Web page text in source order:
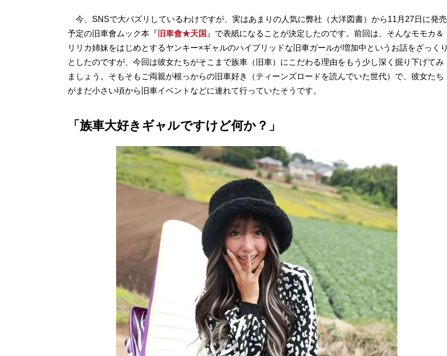
今、SNSで大バズリしているわけですが、実はあまりの人気に弊社（大洋図書）から11月27日に発売
予定の旧車會ムック本『 旧車會★天国 』で表紙になることが決定したのです。前回は、そんなモモカ＆
リリカ姉妹をはじめとするヤンキー×ギャルのハイブリッドな旧車ガールが増加中というお話をざっくり
としたのですが、今回は彼女たちがそこまで族車（旧車）にこだわる理由をもう少し深く掘り下げてみ
ましょう。そもそもご両親が根っからの旧車好き（ティーンズロードを読んでいた世代）で、彼女たち
がまだ小さい頃から旧車イベントなどに連れて行っていたそうです。
「族車大好きギャルですけど何か？」